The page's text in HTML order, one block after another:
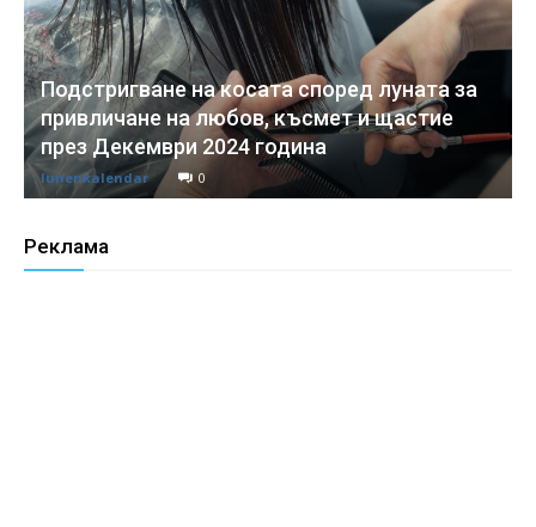
Подстригване на косата според луната за
привличане на любов, късмет и щастие
през Декември 2024 година
lunenkalendar 0
Реклама